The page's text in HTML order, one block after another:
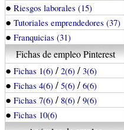
● Riesgos laborales (15)
● Tutoriales emprendedores (37)
● Franquicias (31)
Fichas de empleo Pinterest
● Fichas 1(6) / 2(6) / 3(6)
● Fichas 4(6) / 5(6) / 6(6)
● Fichas 7(6) / 8(6) / 9(6)
● Fichas 10(6)